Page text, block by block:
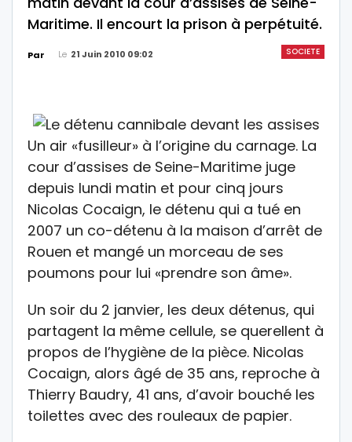
Maritime. Il encourt la prison à perpétuité.
SOCIETE
Par Le 21 Juin 2010 09:02
Un air «fusilleur» à l’origine du carnage. La
cour d’assises de Seine-Maritime juge
depuis lundi matin et pour cinq jours
Nicolas Cocaign, le détenu qui a tué en
2007 un co-détenu à la maison d’arrêt de
Rouen et mangé un morceau de ses
poumons pour lui «prendre son âme».
Un soir du 2 janvier, les deux détenus, qui
partagent la même cellule, se querellent à
propos de l’hygiène de la pièce. Nicolas
Cocaign, alors âgé de 35 ans, reproche à
Thierry Baudry, 41 ans, d’avoir bouché les
toilettes avec des rouleaux de papier.